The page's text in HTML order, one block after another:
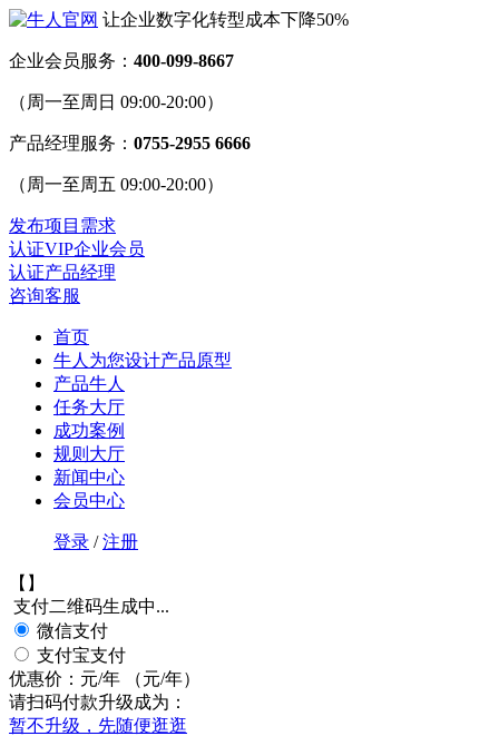
让企业数字化转型成本下降50%
企业会员服务： 400-099-8667
（周一至周日 09:00-20:00）
产品经理服务： 0755-2955 6666
（周一至周五 09:00-20:00）
发布项目需求
认证VIP企业会员
认证产品经理
咨询客服
首页
牛人为您设计产品原型
产品牛人
任务大厅
成功案例
规则大厅
新闻中心
会员中心
登录 / 注册
【 】
支付二维码生成中...
微信支付
支付宝支付
优惠价： 元/年 （元/年）
请扫码付款升级成为：
暂不升级，先随便逛逛